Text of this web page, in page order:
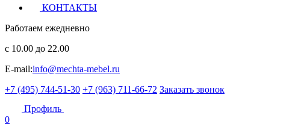
КОНТАКТЫ
Работаем ежедневно
с 10.00 до 22.00
E-mail:info@mechta-mebel.ru
+7 (495) 744-51-30 +7 (963) 711-66-72 Заказать звонок
Профиль
0